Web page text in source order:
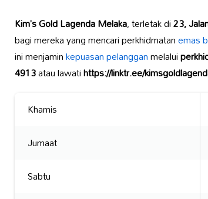
Kim’s Gold Lagenda Melaka, terletak di23,
bagi mereka yang mencari perkhidmatanemas
ini menjaminkepuasan pelangganmelalui
4913atau lawatihttps://linktr.ee/
Khamis
Jumaat
Sabtu